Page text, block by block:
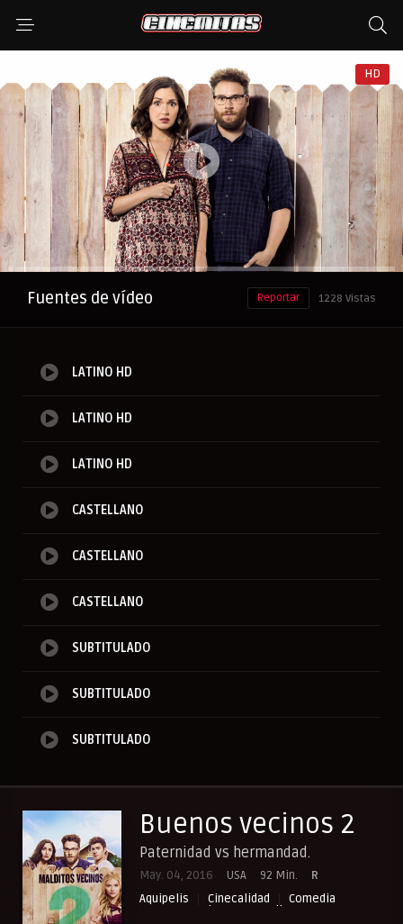
HD
Anuncio
Fuentes de vídeo 1228 Vistas
Reportar
LATINO HD
LATINO HD
LATINO HD
CASTELLANO
CASTELLANO
CASTELLANO
SUBTITULADO
SUBTITULADO
SUBTITULADO
Buenos vecinos 2
Paternidad vs hermandad.
May. 04, 2016 USA 92 Min.
R
Aquipelis
Cinecalidad
Comedia
Cuevana3.vip
NewPelis org